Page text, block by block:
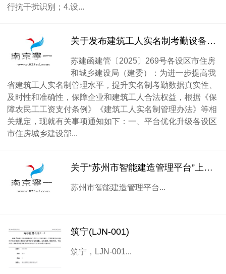
行抗干扰识别；4.设...
关于发布建筑工人实名制考勤设备直联技术标准的通知
苏建函建管〔2025〕269号各设区市住房
和城乡建设局（建委）：为进一步提高我
省建筑工人实名制管理水平，提升实名制考勤数据真实性、
及时性和准确性，保障企业和建筑工人合法权益，根据《保
障农民工工资支付条例》《建筑工人实名制管理办法》等相
关规定，现就有关事项通知如下：一、平台优化升级各设区
市住房城乡建设部...
关于“苏州市智能建造管理平台”上线试运行的通知
苏州市智能建造管理平台...
筑宁(LJN-001)
筑宁，LJN-001...